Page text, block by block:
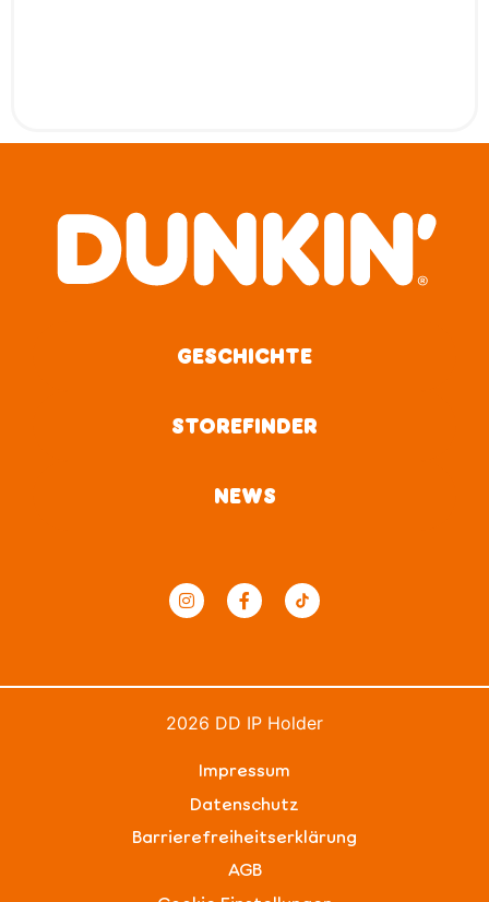
GESCHICHTE
STOREFINDER
NEWS
2026 DD IP Holder
Impressum
Datenschutz
Barrierefreiheitserklärung
AGB